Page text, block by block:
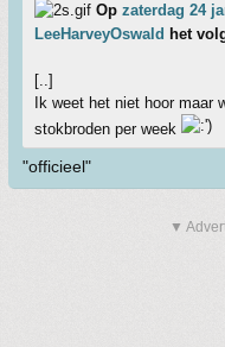
Op zaterdag 24
LeeHarveyOswald het
[..]
Ik weet het niet hoor maar
stokbroden per week
"officieel"
▼